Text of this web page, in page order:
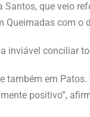
que veio
com o
inviável conciliar
também em
positivo”,